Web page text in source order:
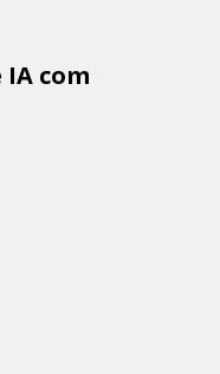
IA com